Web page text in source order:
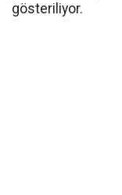
gösteriliyor.